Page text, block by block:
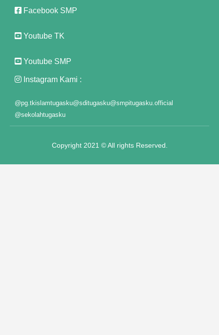
Facebook SMP
Youtube TK
Youtube SMP
Instagram Kami :
@pg.tkislamtugasku@sditugasku@smpitugasku.official
@sekolahtugasku
Copyright 2021 © All rights Reserved.